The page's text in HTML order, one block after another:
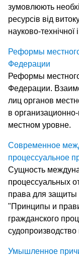
зумовлюють
ресурсів від
науково-технічної
Реформы
Федерации
Реформы
Федерации.
лиц органов
в
местном уровне.
Современное
процессуальное
Сущность
процессуальных
права для защиты
"Принципы и
гражданского
Умышленное